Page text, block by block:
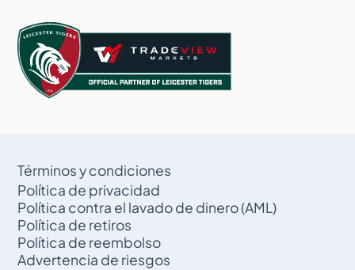
Términos y condiciones
Política de privacidad
Política contra el lavado de dinero (AML)
Política de retiros
Política de reembolso
Advertencia de riesgos